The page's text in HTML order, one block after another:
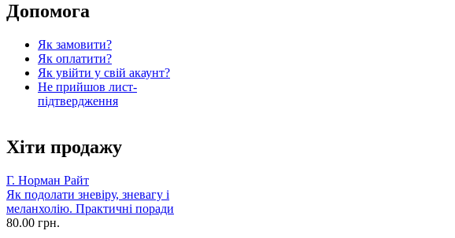
Допомога
Як замовити?
Як оплатити?
Як увійти у свій акаунт?
Не прийшов лист-
підтвердження
Хіти продажу
Г. Норман Райт
Як подолати зневіру, зневагу і
меланхолію. Практичні поради
80.00 грн.